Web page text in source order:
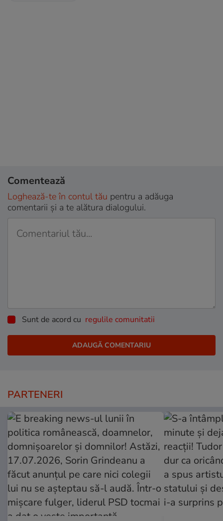
Comentează
Loghează-te în contul tău pentru a adăuga
comentarii și a te alătura dialogului.
Sunt de acord cu regulile comunitatii
PARTENERI